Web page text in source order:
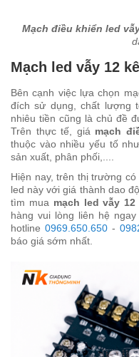
Mạch điều khiển led
Mạch led vẫy 12
Bên cạnh việc lựa chọn
đích sử dụng, chất lượng
nhiêu tiền cũng là chủ đề
Trên thực tế, giá mạch
thuộc vào nhiều yếu tố
sản xuất, phân phối,....
Hiện nay, trên thị trường
led này với giá thành dao
tìm mua mạch led vẫy 12
hàng vui lòng liên hệ
hotline0969.650.650-
báo giá sớm nhất.